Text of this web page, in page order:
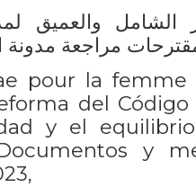
مراجعة مدونة الأسرة.
pour la femme
del
y el
y